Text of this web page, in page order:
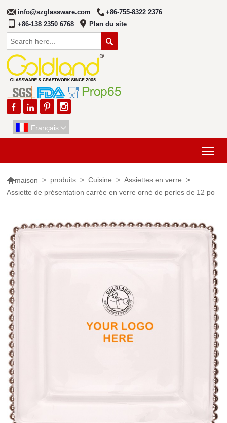
info@szglassware.com
+86-755-8322 2376
+86-138 2350 6768
Plan du site

   
Français 
maison > produits > Cuisine > Assiettes en verre >
Assiette de présentation carrée en verre orné de perles de 12 po